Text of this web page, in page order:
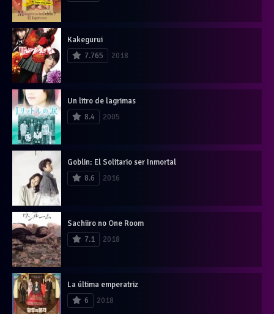
Kakegurui
7.765
2018
Un litro de lagrimas
8.4
2005
Goblin: El Solitario ser Inmortal
8.6
2016
Sachiiro no One Room
7.1
2018
La última emperatriz
6
2018